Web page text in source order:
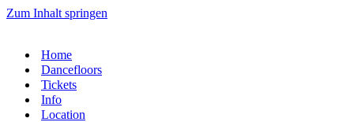
Zum Inhalt springen
Home
Dancefloors
Tickets
Info
Location